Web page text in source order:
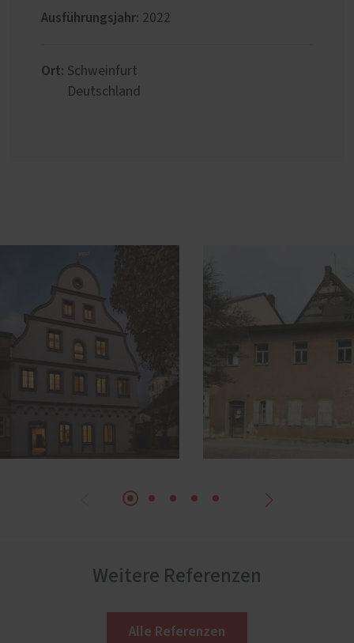
Ausführungsjahr: 2022
Ort: Schweinfurt
Deutschland
Weitere Referenzen
Alle Referenzen